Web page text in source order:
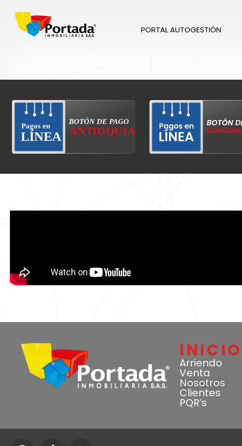
PORTAL AUTOGESTIÓN
INICIO
Arriendo
Venta
Nosotros
Clientes
PQR’s